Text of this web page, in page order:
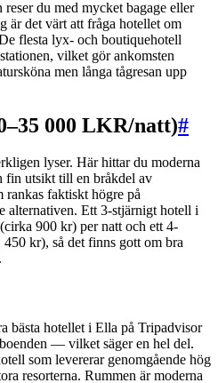
du med mycket bagage eller
är det värt att fråga hotellet om
flesta lyx- och boutiquehotell
vilket gör ankomsten
men långa tågresan upp
000 LKR/natt)#
lyser. Här hittar du moderna
fin utsikt till en bråkdel av
faktiskt högre på
alternativen. Ett 3-stjärnigt hotell i
900 kr) per natt och ett 4-
kr), så det finns gott om bra
bästa hotellet i Ella på Tripadvisor
— vilket säger en hel del.
som levererar genomgående hög
resorterna. Rummen är moderna